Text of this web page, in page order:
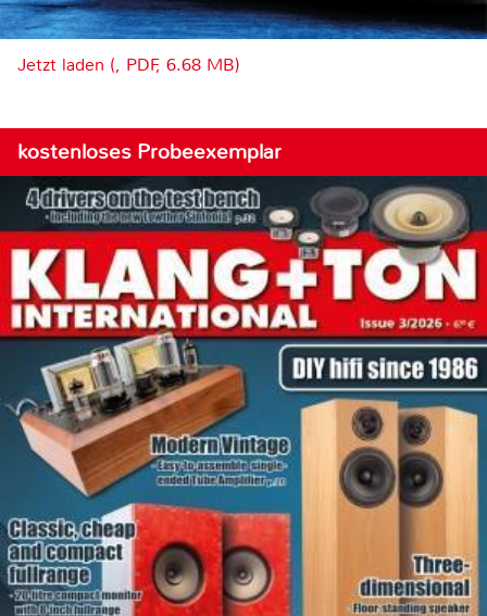
Jetzt laden (, PDF, 6.68 MB)
kostenloses Probeexemplar